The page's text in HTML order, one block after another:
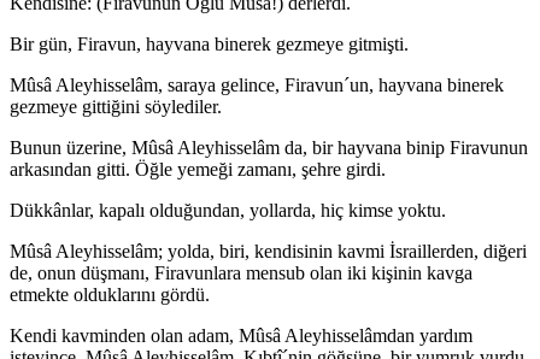
Bir gün, Firavun, hayvana binerek gezmeye gitmişti.
Mûsâ Aleyhisselâm, saraya gelince, Firavun´un, hayvana binerek
gezmeye git­tiğini söylediler.
Bunun üzerine, Mûsâ Aleyhisselâm da, bir hayvana binip Firavunun
arkasın­dan gitti. Öğle yemeği zamanı, şehre girdi.
Dükkânlar, kapalı olduğundan, yollarda, hiç kimse yoktu.
Mûsâ Aleyhisselâm; yolda, biri, kendisinin kavmi İsraillerden, diğeri
de, onun düşmanı, Firavunlara mensub olan iki kişinin kavga
etmekte olduklarını gördü.
Kendi kavminden olan adam, Mûsâ Aleyhisselâmdan yardım